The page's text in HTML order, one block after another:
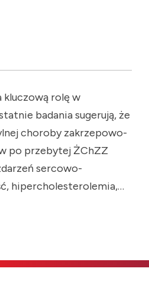
kluczową rolę w
badania sugerują, że
choroby zakrzepowo-
po przebytej ŻChZZ
sercowo-
hipercholesterolemia,
u pacjentów z